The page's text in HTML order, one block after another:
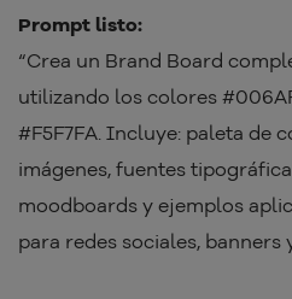
Prompt listo:
“Crea un Brand Board
utilizando los colores
#F5F7FA. Incluye: paleta de
imágenes, fuentes
moodboards y ejemplos
para redes sociales, banners